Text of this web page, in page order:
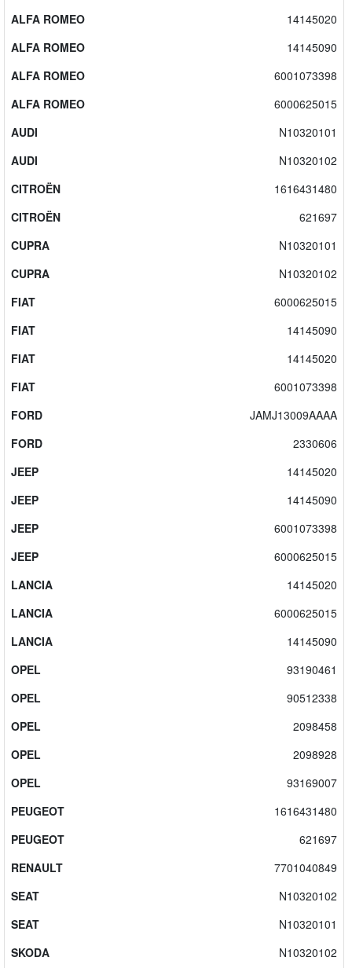
ALFA ROMEO
14145020
ALFA ROMEO
14145090
ALFA ROMEO
6001073398
ALFA ROMEO
6000625015
AUDI
N10320101
AUDI
N10320102
CITROËN
1616431480
CITROËN
621697
CUPRA
N10320101
CUPRA
N10320102
FIAT
6000625015
FIAT
14145090
FIAT
14145020
FIAT
6001073398
FORD
JAMJ13009AAAA
FORD
2330606
JEEP
14145020
JEEP
14145090
JEEP
6001073398
JEEP
6000625015
LANCIA
14145020
LANCIA
6000625015
LANCIA
14145090
OPEL
93190461
OPEL
90512338
OPEL
2098458
OPEL
2098928
OPEL
93169007
PEUGEOT
1616431480
PEUGEOT
621697
RENAULT
7701040849
SEAT
N10320102
SEAT
N10320101
SKODA
N10320102